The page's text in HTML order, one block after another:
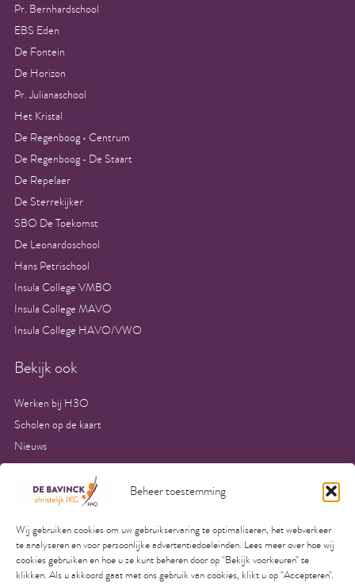
Beheer toestemming
Wij gebruiken cookies om uw gebruikservaring te optimaliseren, het webverkeer
te analyseren en voor persoonlijke advertentiedoeleinden. Lees meer over hoe wij
cookies gebruiken en hoe u ze kunt beheren door op "Bekijk voorkeuren" te
klikken. Als u akkoord gaat met ons gebruik van cookies, klikt u op "Accepteren".
Pr. Bernhardschool
EBS Eden
De Fontein
De Horizon
Pr. Julianaschool
Het Kristal
De Regenboog • Centrum
De Regenboog • De Staart
De Repelaer
De Sterrekijker
SBO De Toekomst
De Leonardoschool
Hans Petrischool
Insula College VMBO
Insula College MAVO
Insula College HAVO/VWO
Bekijk ook
Werken bij H3O
Scholen op de kaart
Nieuws
Inschrijven Onderwijs
Schoolgids
Aanvullende voorwaarden kinderopvang
Algemene voorwaarden kinderopvang
Contact
Privacy